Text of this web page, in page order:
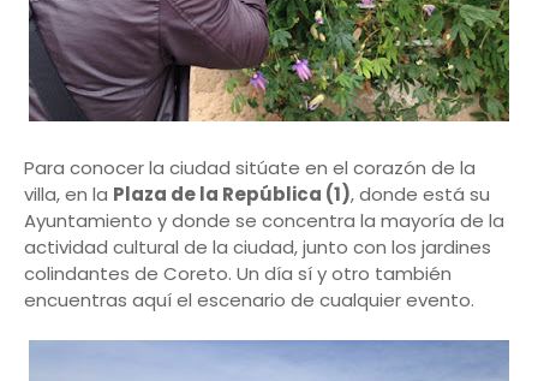
Para conocer la ciudad sitúate en el corazón de la
villa, en la Plaza de la República (1), donde está su
Ayuntamiento y donde se concentra la mayoría de la
actividad cultural de la ciudad, junto con los jardines
colindantes de Coreto. Un día sí y otro también
encuentras aquí el escenario de cualquier evento.